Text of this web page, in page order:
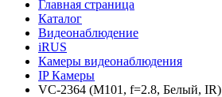
Главная страница
Каталог
Видеонаблюдение
iRUS
Камеры видеонаблюдения
IP Камеры
VC-2364 (M101, f=2.8, Белый, IR)